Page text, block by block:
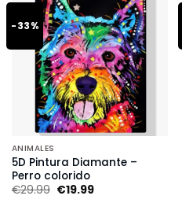
-33%
ANIMALES
5D Pintura Diamante –
Perro colorido
€29.99 €19.99